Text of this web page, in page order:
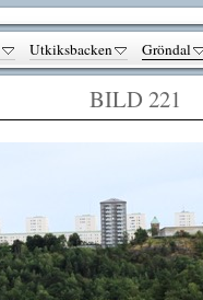
Utkiksbacken Gröndal
BILD 221